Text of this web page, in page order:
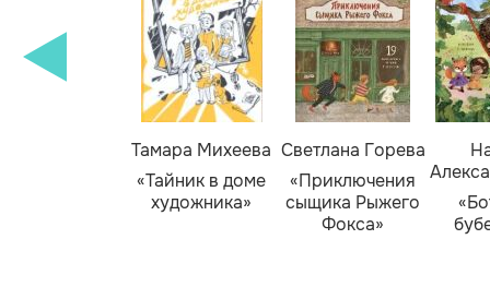
Тамара Михеева
«Тайник в доме
художника»
Светлана Горева
«Приключения
сыщика Рыжего
Фокса»